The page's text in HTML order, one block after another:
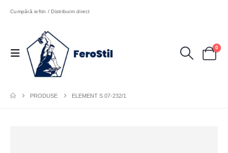
Cumpără ieftin / Distribuim direct
0
PRODUSE ELEMENT S 07-232/1